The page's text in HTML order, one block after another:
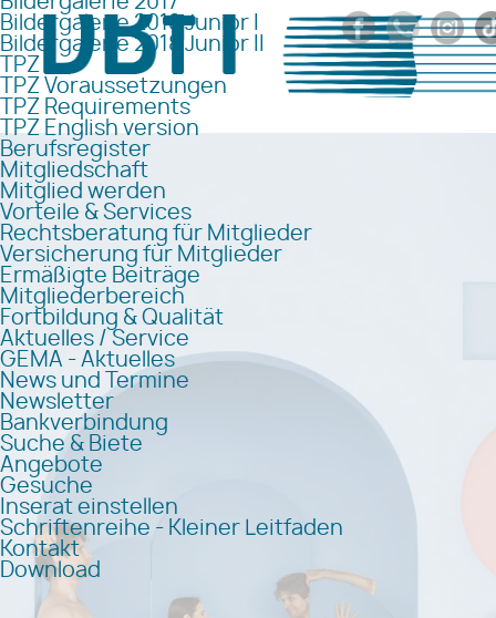
Bildergalerie 2018 Junior I
Bildergalerie 2018 Junior II
TPZ
TPZ Voraussetzungen
TPZ Requirements
TPZ English version
Berufsregister
Mitgliedschaft
Mitglied werden
Vorteile & Services
Rechtsberatung für Mitglieder
Versicherung für Mitglieder
Ermäßigte Beiträge
Mitgliederbereich
Fortbildung & Qualität
Aktuelles / Service
GEMA - Aktuelles
News und Termine
Newsletter
Bankverbindung
Suche & Biete
Angebote
Gesuche
Inserat einstellen
Schriftenreihe - Kleiner Leitfaden
Kontakt
Download